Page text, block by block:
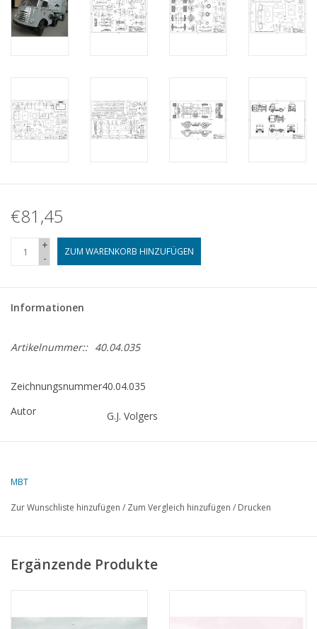
€81,45
+
-
ZUM WARENKORB HINZUFÜGEN
Informationen
Artikelnummer:: 40.04.035
Zeichnungsnummer40.04.035
Autor
G.J. Volgers
Anzahl Blätter A0
0
Anzahl Blätter A2
5
MBT
Zur Wunschliste hinzufügen / Zum Vergleich hinzufügen / Drucken
Ergänzende Produkte